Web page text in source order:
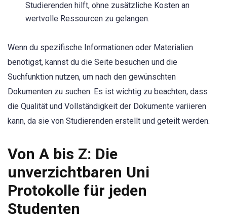
Studierenden hilft, ohne zusätzliche Kosten an
wertvolle Ressourcen zu gelangen.
Wenn du spezifische Informationen oder Materialien
benötigst, kannst du die Seite besuchen und die
Suchfunktion nutzen, um nach den gewünschten
Dokumenten zu suchen. Es ist wichtig zu beachten, dass
die Qualität und Vollständigkeit der Dokumente variieren
kann, da sie von Studierenden erstellt und geteilt werden.
Von A bis Z: Die
unverzichtbaren Uni
Protokolle für jeden
Studenten